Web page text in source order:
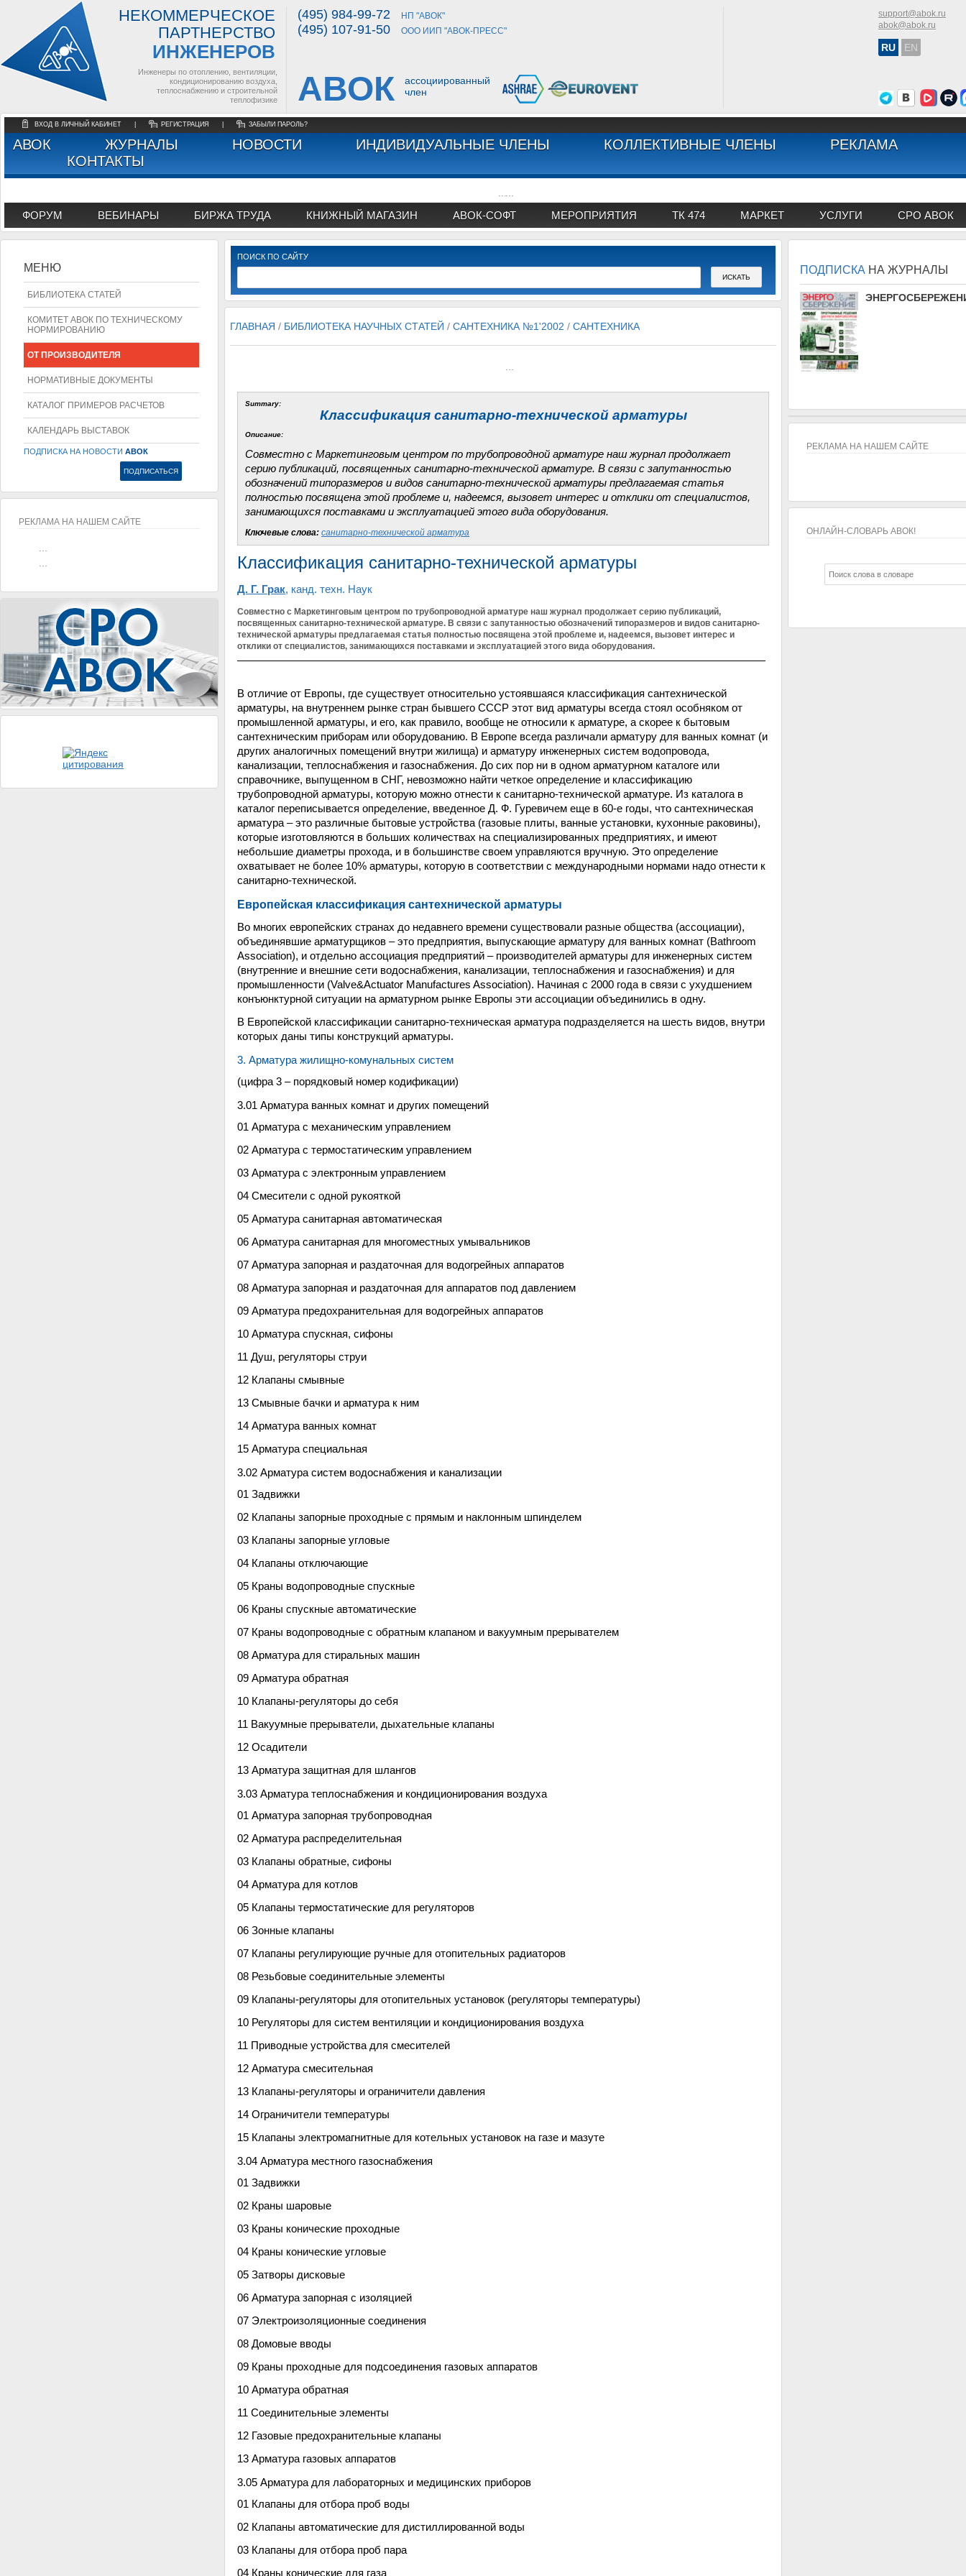
НЕКОММЕРЧЕСКОЕ
ПАРТНЕРСТВО
ИНЖЕНЕРОВ
Инженеры по отоплению, вентиляции,
кондиционированию воздуха,
теплоснабжению и строительной
теплофизике
(495) 984-99-72 НП "АВОК"
(495) 107-91-50 ООО ИИП "АВОК-ПРЕСС"
АВОК
ассоциированный
член
support@abok.ru
abok@abok.ru
RU EN
ВХОД В ЛИЧНЫЙ КАБИНЕТ РЕГИСТРАЦИЯ ЗАБЫЛИ ПАРОЛЬ?
АВОК ЖУРНАЛЫ НОВОСТИ ИНДИВИДУАЛЬНЫЕ ЧЛЕНЫ КОЛЛЕКТИВНЫЕ ЧЛЕНЫ
РЕКЛАМА
КОНТАКТЫ
ФОРУМ ВЕБИНАРЫ БИРЖА ТРУДА КНИЖНЫЙ МАГАЗИН АВОК-СОФТ МЕРОПРИЯТИЯ ТК 474 МАРКЕТ УСЛУГИ СРО АВОК
ПОИСК ПО САЙТУ
ГЛАВНАЯ / БИБЛИОТЕКА НАУЧНЫХ СТАТЕЙ / САНТЕХНИКА №1'2002 / САНТЕХНИКА
Summary:
Классификация санитарно-технической арматуры
Описание:
Cовместно с Маркетинговым центром по трубопроводной арматуре наш журнал продолжает
серию публикаций, посвященных санитарно-технической арматуре. В связи с запутанностью
обозначений типоразмеров и видов санитарно-технической арматуры предлагаемая статья
полностью посвящена этой проблеме и, надеемся, вызовет интерес и отклики от специалистов,
занимающихся поставками и эксплуатацией этого вида оборудования.
Ключевые слова: санитарно-технической арматура
Классификация санитарно-технической арматуры
Д. Г. Грак, канд. техн. Наук
Cовместно с Маркетинговым центром по трубопроводной арматуре наш журнал продолжает серию публикаций,
посвященных санитарно-технической арматуре. В связи с запутанностью обозначений типоразмеров и видов санитарно-
технической арматуры предлагаемая статья полностью посвящена этой проблеме и, надеемся, вызовет интерес и
отклики от специалистов, занимающихся поставками и эксплуатацией этого вида оборудования.
В отличие от Европы, где существует относительно устоявшаяся классификация сантехнической
арматуры, на внутреннем рынке стран бывшего СССР этот вид арматуры всегда стоял особняком от
промышленной арматуры, и его, как правило, вообще не относили к арматуре, а скорее к бытовым
сантехническим приборам или оборудованию. В Европе всегда различали арматуру для ванных комнат (и
других аналогичных помещений внутри жилища) и арматуру инженерных систем водопровода,
канализации, теплоснабжения и газоснабжения. До сих пор ни в одном арматурном каталоге или
справочнике, выпущенном в СНГ, невозможно найти четкое определение и классификацию
трубопроводной арматуры, которую можно отнести к санитарно-технической арматуре. Из каталога в
каталог переписывается определение, введенное Д. Ф. Гуревичем еще в 60-е годы, что сантехническая
арматура – это различные бытовые устройства (газовые плиты, ванные установки, кухонные раковины),
которые изготовляются в больших количествах на специализированных предприятиях, и имеют
небольшие диаметры прохода, и в большинстве своем управляются вручную. Это определение
охватывает не более 10% арматуры, которую в соответствии с международными нормами надо отнести к
санитарно-технической.
Европейская классификация сантехнической арматуры
Во многих европейских странах до недавнего времени существовали разные общества (ассоциации),
объединявшие арматурщиков – это предприятия, выпускающие арматуру для ванных комнат (Bathroom
Association), и отдельно ассоциация предприятий – производителей арматуры для инженерных систем
(внутренние и внешние сети водоснабжения, канализации, теплоснабжения и газоснабжения) и для
промышленности (Valve&Actuator Manufactures Association). Начиная с 2000 года в связи с ухудшением
конъюнктурной ситуации на арматурном рынке Европы эти ассоциации объединились в одну.
В Европейской классификации санитарно-техническая арматура подразделяется на шесть видов, внутри
которых даны типы конструкций арматуры.
3. Арматура жилищно-комунальных систем
(цифра 3 – порядковый номер кодификации)
3.01 Арматура ванных комнат и других помещений
01 Арматура с механическим управлением
02 Арматура с термостатическим управлением
03 Арматура с электронным управлением
04 Смесители с одной рукояткой
05 Арматура санитарная автоматическая
06 Арматура санитарная для многоместных умывальников
07 Арматура запорная и раздаточная для водогрейных аппаратов
08 Арматура запорная и раздаточная для аппаратов под давлением
09 Арматура предохранительная для водогрейных аппаратов
10 Арматура спускная, сифоны
11 Душ, регуляторы струи
12 Клапаны смывные
13 Смывные бачки и арматура к ним
14 Арматура ванных комнат
15 Арматура специальная
3.02 Арматура систем водоснабжения и канализации
01 Задвижки
02 Клапаны запорные проходные с прямым и наклонным шпинделем
03 Клапаны запорные угловые
04 Клапаны отключающие
05 Краны водопроводные спускные
06 Краны спускные автоматические
07 Краны водопроводные с обратным клапаном и вакуумным прерывателем
08 Арматура для стиральных машин
09 Арматура обратная
10 Клапаны-регуляторы до себя
11 Вакуумные прерыватели, дыхательные клапаны
12 Осадители
13 Арматура защитная для шлангов
3.03 Арматура теплоснабжения и кондиционирования воздуха
01 Арматура запорная трубопроводная
02 Арматура распределительная
03 Клапаны обратные, сифоны
04 Арматура для котлов
05 Клапаны термостатические для регуляторов
06 Зонные клапаны
07 Клапаны регулирующие ручные для отопительных радиаторов
08 Резьбовые соединительные элементы
09 Клапаны-регуляторы для отопительных установок (регуляторы температуры)
10 Регуляторы для систем вентиляции и кондиционирования воздуха
11 Приводные устройства для смесителей
12 Арматура смесительная
13 Клапаны-регуляторы и ограничители давления
14 Ограничители температуры
15 Клапаны электромагнитные для котельных установок на газе и мазуте
3.04 Арматура местного газоснабжения
01 Задвижки
02 Краны шаровые
03 Краны конические проходные
04 Краны конические угловые
05 Затворы дисковые
06 Арматура запорная с изоляцией
07 Электроизоляционные соединения
08 Домовые вводы
09 Краны проходные для подсоединения газовых аппаратов
10 Арматура обратная
11 Соединительные элементы
12 Газовые предохранительные клапаны
13 Арматура газовых аппаратов
3.05 Арматура для лабораторных и медицинских приборов
01 Клапаны для отбора проб воды
02 Клапаны автоматические для дистиллированной воды
03 Клапаны для отбора проб пара
04 Краны конические для газа
МЕНЮ
БИБЛИОТЕКА СТАТЕЙ
КОМИТЕТ АВОК ПО ТЕХНИЧЕСКОМУ
НОРМИРОВАНИЮ
ОТ ПРОИЗВОДИТЕЛЯ
НОРМАТИВНЫЕ ДОКУМЕНТЫ
КАТАЛОГ ПРИМЕРОВ РАСЧЕТОВ
КАЛЕНДАРЬ ВЫСТАВОК
ПОДПИСКА НА НОВОСТИ АВОК
РЕКЛАМА НА НАШЕМ САЙТЕ
ПОДПИСКА НА ЖУРНАЛЫ
АВОК
РЕКЛАМА НА НАШЕМ САЙТЕ
ОНЛАЙН-СЛОВАРЬ АВОК!